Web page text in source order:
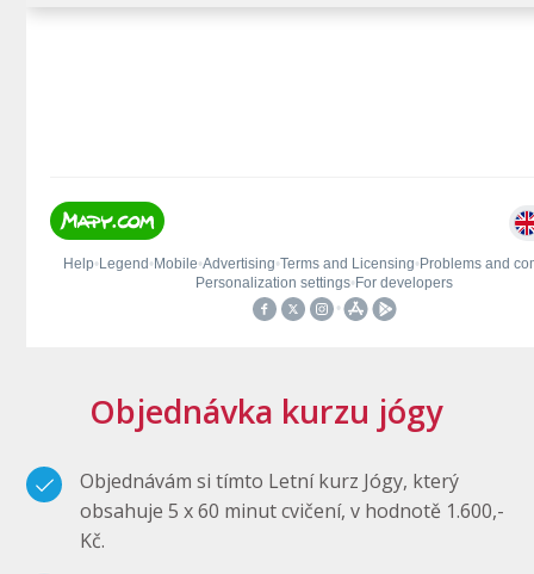
Objednávka kurzu jógy
Objednávám si tímto Letní kurz Jógy, který
obsahuje 5 x 60 minut cvičení, v hodnotě 1.600,-
Kč.